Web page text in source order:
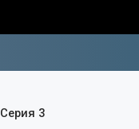
Серия 3